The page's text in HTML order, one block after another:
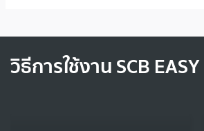
วิธีการใช้งาน SCB EASY